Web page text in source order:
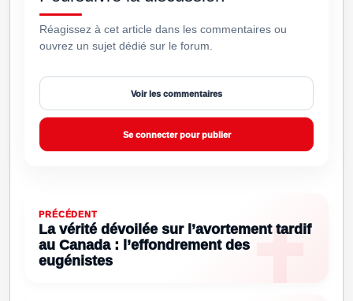
Réagissez à cet article dans les commentaires ou
ouvrez un sujet dédié sur le forum.
Voir les commentaires
Se connecter pour publier
PRÉCÉDENT
La vérité dévoilée sur l’avortement tardif
au Canada : l’effondrement des
eugénistes